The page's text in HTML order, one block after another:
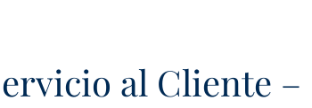
al Cliente –